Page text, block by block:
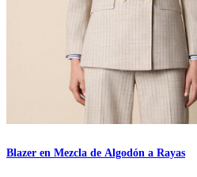
Blazer en Mezcla de Algodón a Rayas